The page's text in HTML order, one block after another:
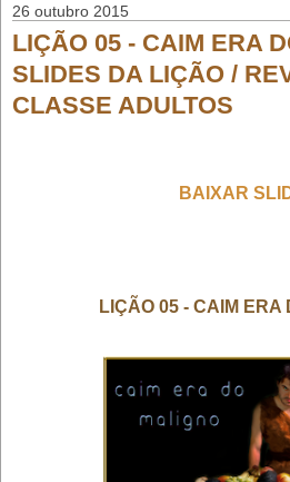
26 outubro 2015
LIÇÃO 05 - CAIM ERA
SLIDES DA LIÇÃO /
CLASSE ADULTOS
BAIXAR
LIÇÃO 05 - CAIM ERA